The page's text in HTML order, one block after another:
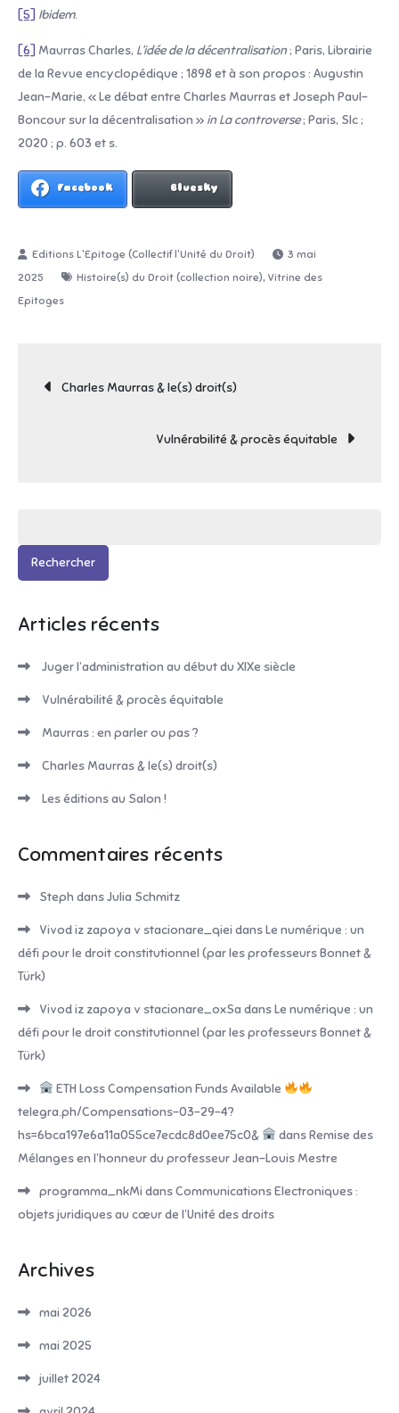
[5] Ibidem.
[6] Maurras Charles, L’idée de la décentralisation; Paris, Librairie
de la Revue encyclopédique ; 1898 et à son propos : Augustin
Jean-Marie, « Le débat entre Charles Maurras et Joseph Paul-
Boncour sur la décentralisation » in La controverse; Paris, Slc ;
2020 ; p. 603 et s.
Facebook Bluesky
3 mai
2025
Histoire(s) du Droit (collection noire), Vitrine des
Epitoges
Navigation
Charles Maurras & le(s) droit(s)
Vulnérabilité & procès équitable
Articles récents
Juger l’administration au début du XIXe siècle
Vulnérabilité & procès équitable
Maurras : en parler ou pas ?
Charles Maurras & le(s) droit(s)
Les éditions au Salon !
Commentaires récents
Steph dansJulia Schmitz
Vivod iz zapoya v stacionare_qiei dansLe numérique : un
défi pour le droit constitutionnel (par les professeurs Bonnet &
Türk)
Vivod iz zapoya v stacionare_oxSa dansLe numérique : un
défi pour le droit constitutionnel (par les professeurs Bonnet &
Türk)
ETH Loss Compensation Funds Available
telegra.ph/Compensations-03-29-4?
hs=6bca197e6a11a055ce7ecdc8d0ee75c0&
dansRemise des
Mélanges en l’honneur du professeur Jean-Louis Mestre
programma_nkMi dansCommunications Electroniques :
objets juridiques au cœur de l’Unité des droits
Archives
mai 2026
mai 2025
juillet 2024